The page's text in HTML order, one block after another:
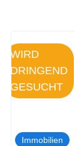
WIRD
DRINGEND
GESUCHT
Immobilien